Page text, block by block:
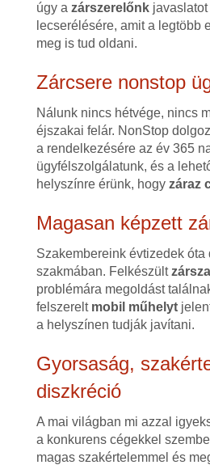
úgy a zárszerelőnkjavaslatot
lecserélésére, amit a legtöbb
meg is tud oldani.
Zárcsere nonstop
Nálunk nincs hétvége, nincs
éjszakai felár. NonStop
a rendelkezésére az év 365
ügyfélszolgálatunk, és a
helyszínre érünk, hogy záraz
Magasan képzett
Szakembereink évtizedek óta
szakmában. Felkészült
problémára megoldást
felszerelt mobil műhelyt
a helyszínen tudják javítani.
Gyorsaság,
diszkréció
A mai világban mi azzal
a konkurens cégekkel
magas szakértelemmel és